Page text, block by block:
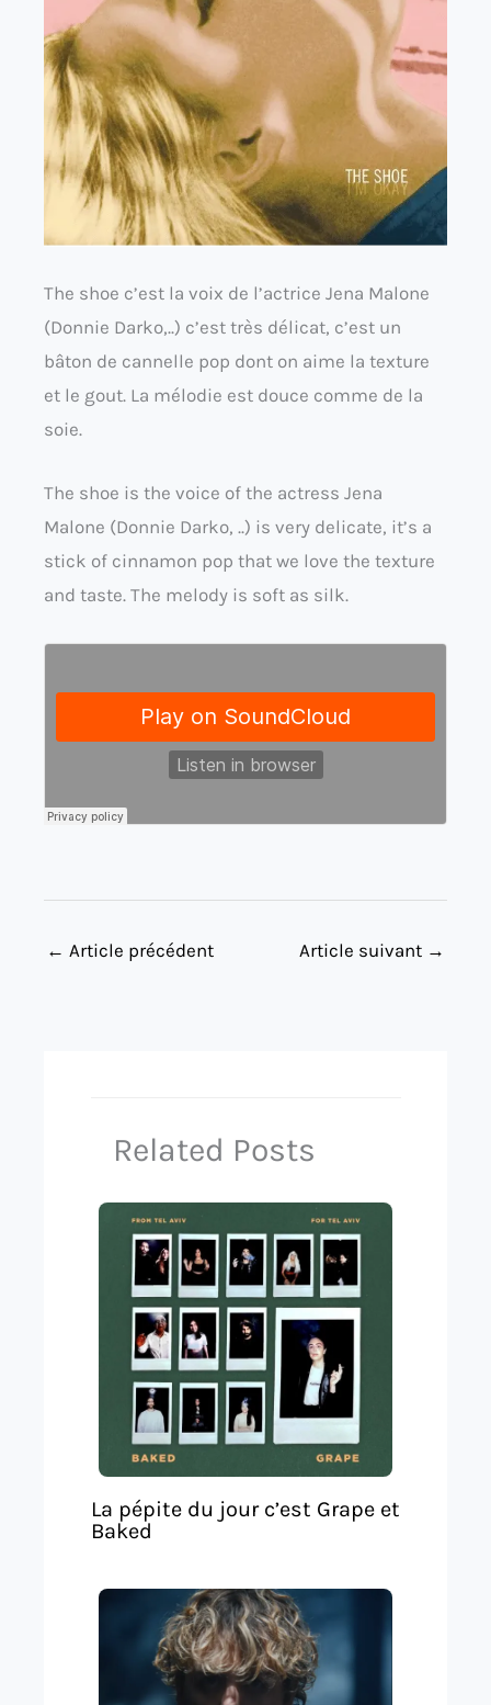
The shoe c’est la voix de l’actrice Jena Malone
(Donnie Darko,..) c’est très délicat, c’est un
bâton de cannelle pop dont on aime la texture
et le gout. La mélodie est douce comme de la
soie.
The shoe is the voice of the actress Jena
Malone (Donnie Darko, ..) is very delicate, it’s a
stick of cinnamon pop that we love the texture
and taste. The melody is soft as silk.
← Article précédent Article suivant →
Related Posts
La pépite du jour c’est Grape et
Baked